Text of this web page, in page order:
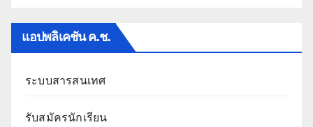
แอปพลิเคชัน ค.ช.
ระบบสารสนเทศ
รับสมัครนักเรียน